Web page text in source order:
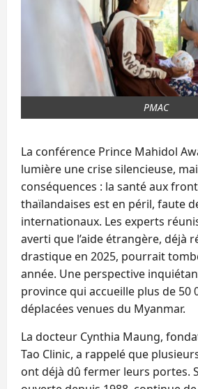
PMAC
La conférence Prince Mahidol
lumière une crise silencieuse,
conséquences : la santé aux
thaïlandaises est en péril, faute
internationaux. Les experts
averti que l’aide étrangère, déjà
drastique en 2025, pourrait
année. Une perspective
province qui accueille plus de 50
déplacées venues du Myanmar.
La docteur Cynthia Maung,
Tao Clinic, a rappelé que
ont déjà dû fermer leurs portes.